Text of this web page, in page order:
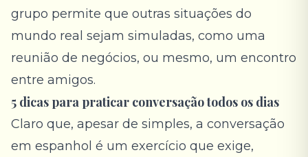
grupo permite que outras situações do
mundo real sejam simuladas, como uma
reunião de negócios, ou mesmo, um encontro
entre amigos.
5 dicas para praticar conversação todos os dias
Claro que, apesar de simples, a conversação
em espanhol é um exercício que exige,